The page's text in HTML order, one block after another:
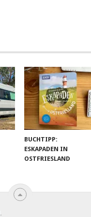
BUCHTIPP:
ESKAPADEN IN
OSTFRIESLAND
.